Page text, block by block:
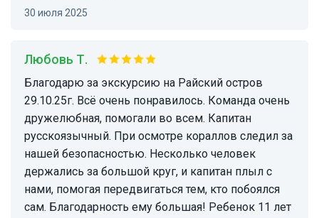
30 июля 2025
Любовь Т.
Благодарю за экскурсию на Райский остров
29.10.25г. Всё очень понравилось. Команда очень
дружелюбная, помогали во всем. Капитан
русскоязычный. При осмотре кораллов следил за
нашей безопасностью. Несколько человек
держались за большой круг, и капитан плыл с
нами, помогая передвигаться тем, кто побоялся
сам. Благодарность ему большая! Ребенок 11 лет